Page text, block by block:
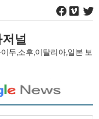
널
두,소후,이탈리아,일본 보